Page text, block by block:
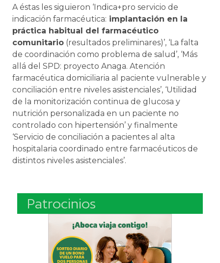
A éstas les siguieron ‘Indica+pro servicio de
indicación farmacéutica: implantación en la
práctica habitual del farmacéutico
comunitario (resultados preliminares)’, ‘La falta
de coordinación como problema de salud’, ‘Más
allá del SPD: proyecto Anaga. Atención
farmacéutica domiciliaria al paciente vulnerable y
conciliación entre niveles asistenciales’, ‘Utilidad
de la monitorización continua de glucosa y
nutrición personalizada en un paciente no
controlado con hipertensión’ y finalmente
‘Servicio de conciliación a pacientes al alta
hospitalaria coordinado entre farmacéuticos de
distintos niveles asistenciales’.
Patrocinios